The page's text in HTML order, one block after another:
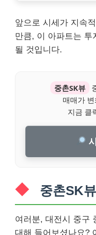
앞으로 시세가 지속
만큼, 이 아파트는
될 것입니다.
중촌SK뷰
매매가
지금 클
중촌SK
여러분, 대전시 중구
대해 들어보셨나요?